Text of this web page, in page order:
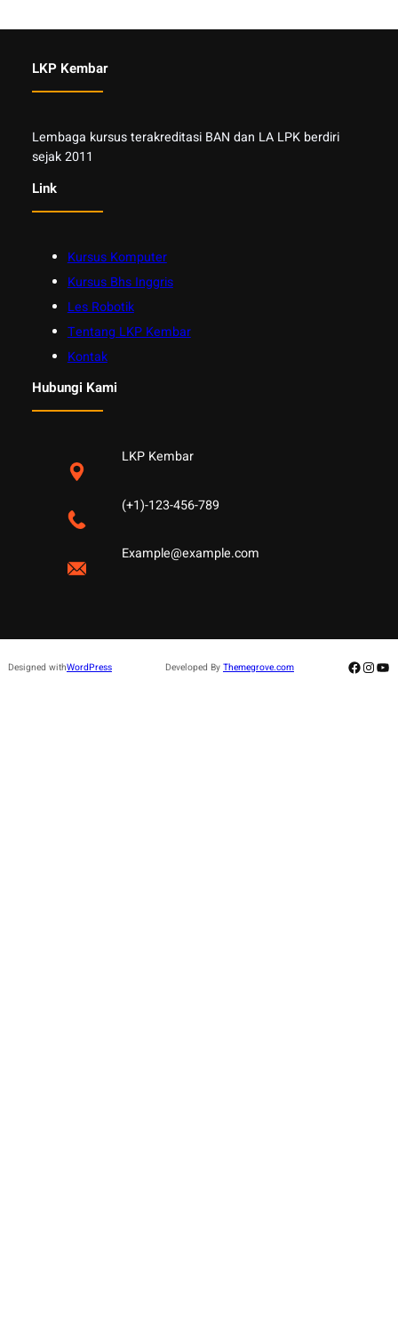
LKP Kembar
Lembaga kursus terakreditasi BAN dan LA LPK berdiri
sejak 2011
Link
Kursus Komputer
Kursus Bhs Inggris
Les Robotik
Tentang LKP Kembar
Kontak
Hubungi Kami
LKP Kembar
(+1)-123-456-789
Example@example.com
Designed withWordPress Developed By Themegrove.com